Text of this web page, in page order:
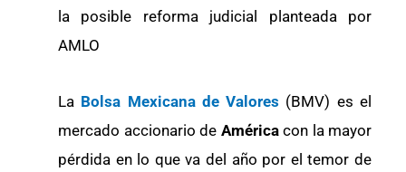
la posible reforma judicial planteada por
AMLO
La Bolsa Mexicana de Valores (BMV) es el
mercado accionario de América con la mayor
pérdida en lo que va del año por el temor de